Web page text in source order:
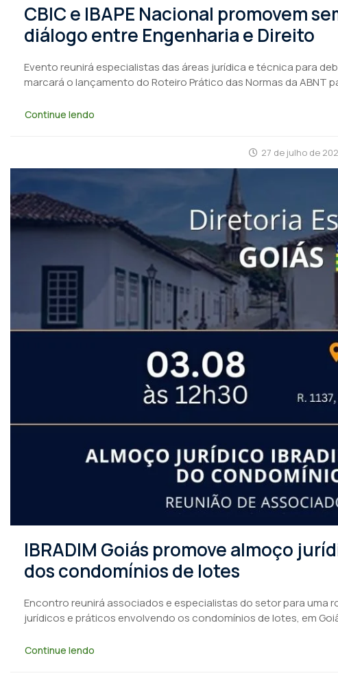
CBIC e IBAPE Nacional promovem
diálogo entre Engenharia e Direito
Evento reunirá especialistas das áreas jurídica e técnica para
marcará o lançamento do Roteiro Prático das Normas da ABNT
Continue lendo
27 de julho de
IBRADIM Goiás promove almoço
dos condomínios de lotes
Encontro reunirá associados e especialistas do setor para uma
jurídicos e práticos envolvendo os condomínios de lotes, em
Continue lendo